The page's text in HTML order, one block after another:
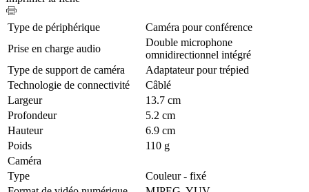
Type de périphérique
Caméra pour conférence
Prise en charge audio
Double microphone
omnidirectionnel intégré
Type de support de caméra
Adaptateur pour trépied
Technologie de connectivité
Câblé
Largeur
13.7 cm
Profondeur
5.2 cm
Hauteur
6.9 cm
Poids
110 g
Caméra
Type
Couleur - fixé